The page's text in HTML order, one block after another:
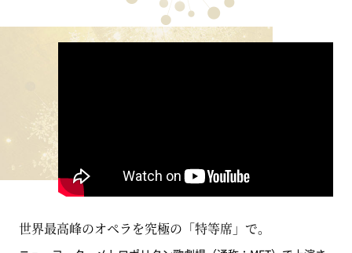
世界最高峰のオペラを究極の「特等席」で。